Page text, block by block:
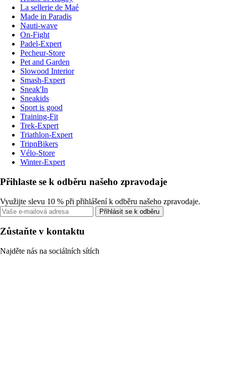
La sellerie de Maé
Made in Paradis
Nauti-wave
On-Fight
Padel-Expert
Pecheur-Store
Pet and Garden
Slowood Interior
Smash-Expert
Sneak'In
Sneakids
Sport is good
Training-Fit
Trek-Expert
Triathlon-Expert
TripnBikers
Vélo-Store
Winter-Expert
Přihlaste se k odběru našeho zpravodaje
Využijte slevu 10 % při přihlášení k odběru našeho zpravodaje.
Přihlásit se k odběru
Zůstaňte v kontaktu
Najděte nás na sociálních sítích